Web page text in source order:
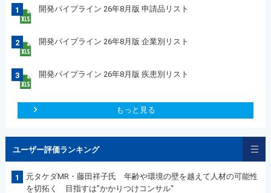
1 開発パイプライン 26年8月版 申請品リスト
2 開発パイプライン 26年8月版 企業別リスト
3 開発パイプライン 26年8月版 疾患別リスト
もっと見る
ユーザー評価ランキング
1
元タケダMR・藤田祥子氏 年齢や環境の壁を越えて人材の可能性
を切拓く 目指すは”かかりつけコンサル“